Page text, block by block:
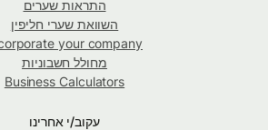
התראות שערים
השוואת שערי חליפין
Incorporate your company
מחולל חשבוניות
Business Calculators
עקוב/י אחרינו